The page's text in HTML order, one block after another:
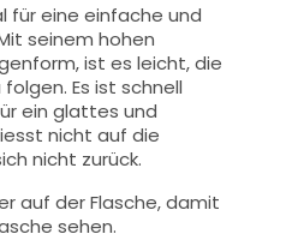
für eine einfache und
seinem hohen
ist es leicht, die
Es ist schnell
ein glattes und
nicht auf die
nicht zurück.
auf der Flasche, damit
sehen.